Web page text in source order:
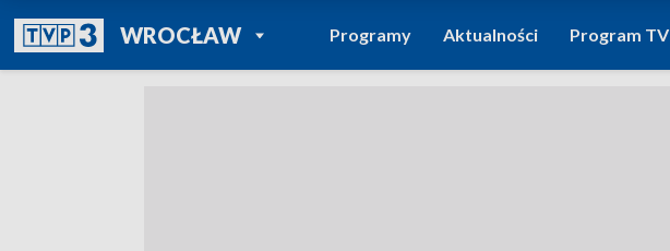
WROCŁAWPOWRÓT DO
TVP REGIONY
Programy Aktualności Program TV